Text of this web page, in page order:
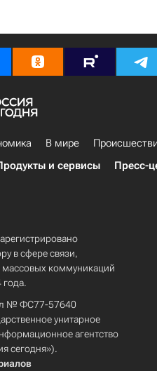
В мире
и сервисы Пресс-
в сфере связи,
коммуникаций
№ ФС77-57640
унитарное
агентство
сегодня»).